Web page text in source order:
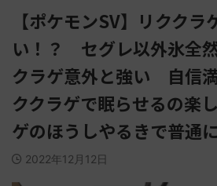
【ポケモンSV】リクク
い！？ セグレ以外氷全
クラゲ意外と強い 自信
ククラゲで眠らせるの楽
ゲのほうしやるきで普通
2022年12月12日